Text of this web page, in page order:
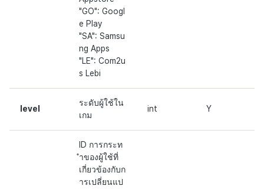
"GO": Googl
e Play
"SA": Samsu
ng Apps
"LE": Com2u
s Lebi
level
ระดับผู้ใช้ใน
เกม
int Y
ID การกระท
ำของผู้ใช้ที่
เกี่ยวข้องกับก
ารเปลี่ยนแป